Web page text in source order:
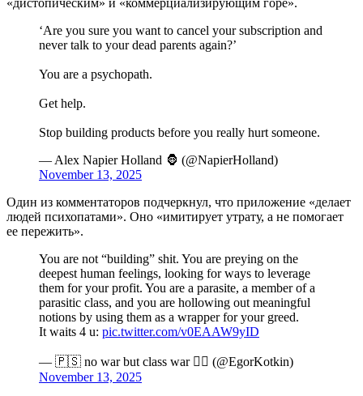
‘Are you sure you want to cancel your subscription and
never talk to your dead parents again?’
You are a psychopath.
Get help.
Stop building products before you really hurt someone.
— Alex Napier Holland 🦍 (@NapierHolland)
November 13, 2025
Один из комментаторов подчеркнул, что приложение «делает
людей психопатами». Оно «имитирует утрату, а не помогает
ее пережить».
You are not “building” shit. You are preying on the
deepest human feelings, looking for ways to leverage
them for your profit. You are a parasite, a member of a
parasitic class, and you are hollowing out meaningful
notions by using them as a wrapper for your greed.
It waits 4 u: pic.twitter.com/v0EAAW9yID
— 🇵🇸 no war but class war 🏳️‍🌈 (@EgorKotkin)
November 13, 2025